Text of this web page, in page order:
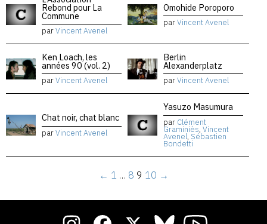
Rebond pour La
Commune
parVincent Avenel
Omohide Poroporo
parVincent Avenel
Ken Loach, les
années 90 (vol. 2)
parVincent Avenel
Berlin
Alexanderplatz
parVincent Avenel
Chat noir, chat blanc
parVincent Avenel
Yasuzo Masumura
par Clément
Graminiès, Vincent
Avenel, Sébastien
Bondetti
← 1 … 8 9 10 →